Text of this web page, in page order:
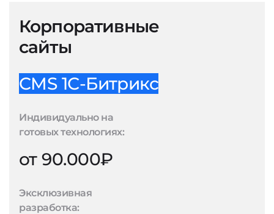
Корпоративные
сайты
CMS 1С-Битрикс
Индивидуально на
готовых технологиях:
от 90.000₽
Эксклюзивная
разработка: